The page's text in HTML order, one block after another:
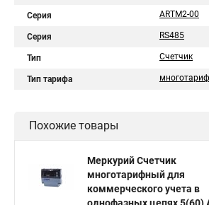
Серия ARTM2-00
Серия RS485
Тип Счетчик
Тип тарифа
Похожие товары
Меркурий Счетчик
многотарифный для
коммерческого учета в